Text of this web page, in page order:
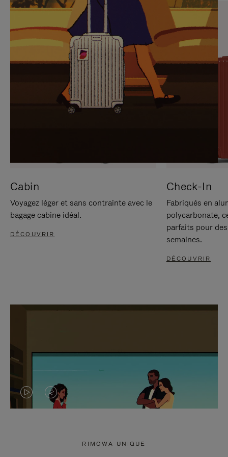
SUR
POUR
METTRE
PAUSE
VEUILLEZ
CLIQUER
POUR
RÉACTIVER
LE
SON
Cabin
Voyagez léger et sans contrainte avec le
bagage cabine idéal.
DÉCOUVRIR
Check-In
Fabriqués en
polycarbonate,
parfaits pour
semaines.
DÉCOUVRIR
LA LE
RIMOWA UNIQUE